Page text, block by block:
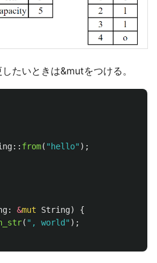
たいときは&mutをつける。
:: from( "hello" );
: &mut String)
{
( ", world" );